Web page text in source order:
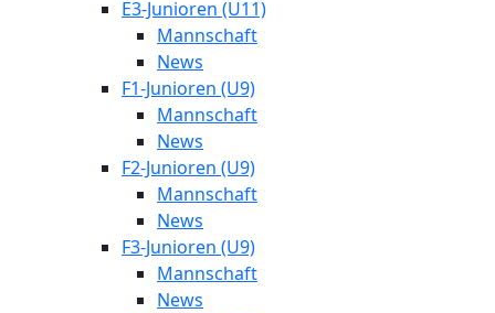
E3-Junioren (U11)
Mannschaft
News
F1-Junioren (U9)
Mannschaft
News
F2-Junioren (U9)
Mannschaft
News
F3-Junioren (U9)
Mannschaft
News